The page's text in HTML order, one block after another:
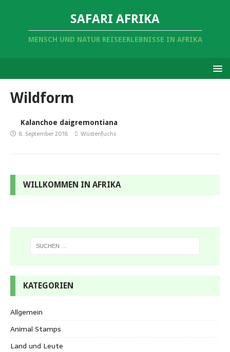
SAFARI AFRIKA
MENSCH UND NATUR REISEERLEBNISSE IN AFRIKA
Wildform
Kalanchoe daigremontiana
8. September 2018 Wüstenfuchs
WILLKOMMEN IN AFRIKA
KATEGORIEN
Allgemein
Animal Stamps
Land und Leute